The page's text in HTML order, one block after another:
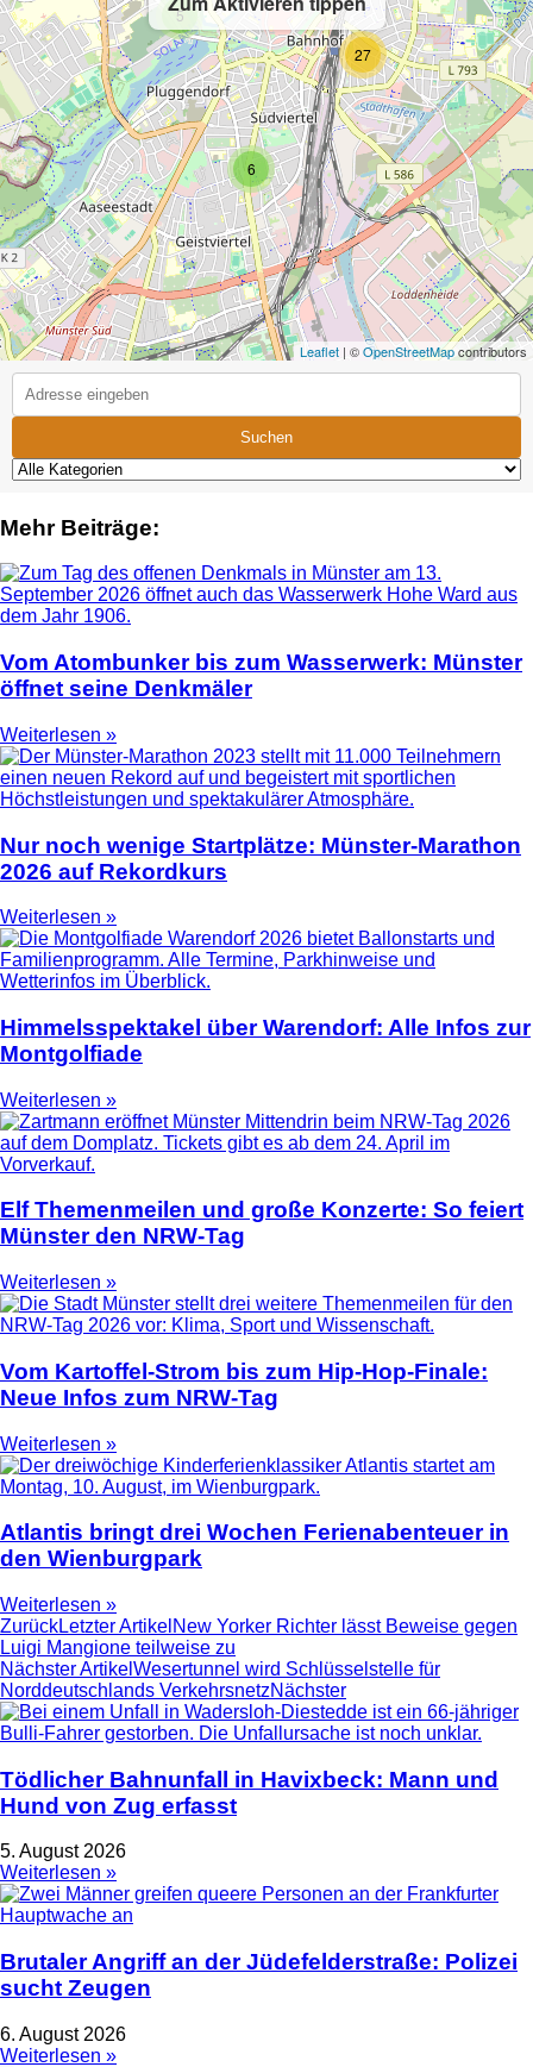
6
27
5
Leaflet | ©OpenStreetMapcontributors
Suchen
Mehr Beiträge:
Vom Atombunker bis zum Wasserwerk: Münster
öffnet seine Denkmäler
Weiterlesen »
Nur noch wenige Startplätze: Münster-Marathon
2026 auf Rekordkurs
Weiterlesen »
Himmelsspektakel über Warendorf: Alle Infos zur
Montgolfiade
Weiterlesen »
Elf Themenmeilen und große Konzerte: So feiert
Münster den NRW-Tag
Weiterlesen »
Vom Kartoffel-Strom bis zum Hip-Hop-Finale:
Neue Infos zum NRW-Tag
Weiterlesen »
Atlantis bringt drei Wochen Ferienabenteuer in
den Wienburgpark
Weiterlesen »
ZurückLetzter Artikel New Yorker Richter lässt Beweise gegen
Luigi Mangione teilweise zu
Nächster Artikel Wesertunnel wird Schlüsselstelle für
Norddeutschlands VerkehrsnetzNächster
Tödlicher Bahnunfall in Havixbeck: Mann und
Hund von Zug erfasst
5. August 2026
Weiterlesen »
Brutaler Angriff an der Jüdefelderstraße: Polizei
sucht Zeugen
6. August 2026
Weiterlesen »